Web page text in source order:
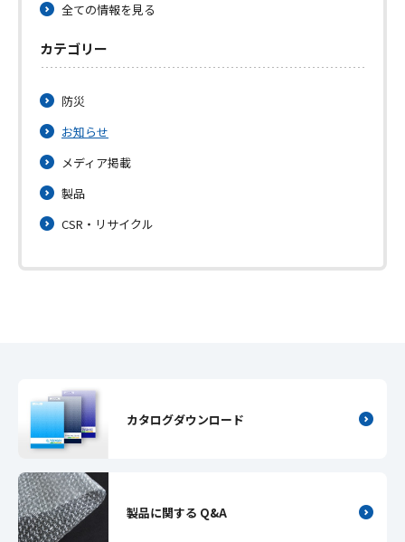
全ての情報を見る
カテゴリー
防災
お知らせ
メディア掲載
製品
CSR・リサイクル
カタログダウンロード
製品に関する Q&A